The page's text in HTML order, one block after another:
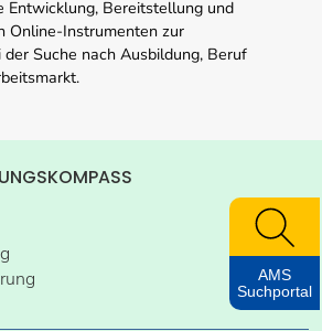
Entwicklung, Bereitstellung und
Online-Instrumenten zur
Suche nach Ausbildung, Beruf
AMS
Suchportal